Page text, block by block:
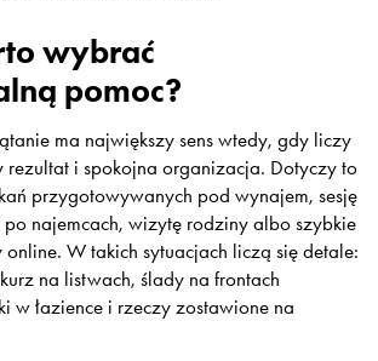
wybrać
pomoc?
ma największy sens wtedy, gdy liczy
rezultat i spokojna organizacja. Dotyczy to
przygotowywanych pod wynajem, sesję
najemcach, wizytę rodziny albo szybkie
W takich sytuacjach liczą się detale:
na listwach, ślady na frontach
w łazience i rzeczy zostawione na